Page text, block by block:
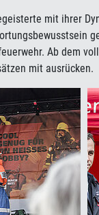
mit ihrer
Ab dem
mit ausrücken.